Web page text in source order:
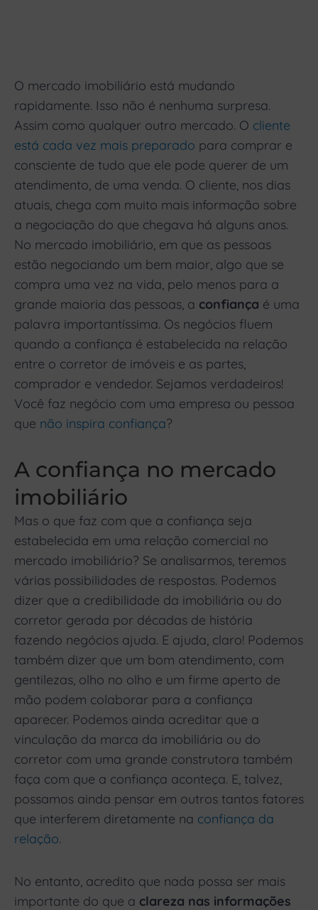
O mercado imobiliário está mudando
rapidamente. Isso não é nenhuma surpresa.
Assim como qualquer outro mercado. O cliente
está cada vez mais preparado para comprar e
consciente de tudo que ele pode querer de um
atendimento, de uma venda. O cliente, nos dias
atuais, chega com muito mais informação sobre
a negociação do que chegava há alguns anos.
No mercado imobiliário, em que as pessoas
estão negociando um bem maior, algo que se
compra uma vez na vida, pelo menos para a
grande maioria das pessoas, a confiança é uma
palavra importantíssima. Os negócios fluem
quando a confiança é estabelecida na relação
entre o corretor de imóveis e as partes,
comprador e vendedor. Sejamos verdadeiros!
Você faz negócio com uma empresa ou pessoa
que não inspira confiança?
A confiança no mercado
imobiliário
Mas o que faz com que a confiança seja
estabelecida em uma relação comercial no
mercado imobiliário? Se analisarmos, teremos
várias possibilidades de respostas. Podemos
dizer que a credibilidade da imobiliária ou do
corretor gerada por décadas de história
fazendo negócios ajuda. E ajuda, claro! Podemos
também dizer que um bom atendimento, com
gentilezas, olho no olho e um firme aperto de
mão podem colaborar para a confiança
aparecer. Podemos ainda acreditar que a
vinculação da marca da imobiliária ou do
corretor com uma grande construtora também
faça com que a confiança aconteça. E, talvez,
possamos ainda pensar em outros tantos fatores
que interferem diretamente na confiança da
relação.
No entanto, acredito que nada possa ser mais
importante do que a clareza nas informações